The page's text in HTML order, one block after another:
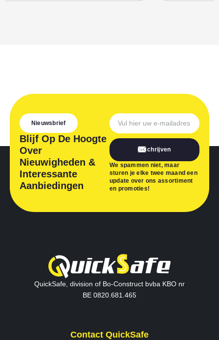
Nieuwsbrief
Blijf Op De Hoogte
Over
Nieuwigheden &
Interessante
Aanbiedingen
Inschrijven
We spammen niet, maar
sturen je elke twee maand een
update over ons assortiment
en promoties!
QuickSafe, division of Bo-Construct bvba KBO nr
BE 0820.681.465
Contact QuickSafe